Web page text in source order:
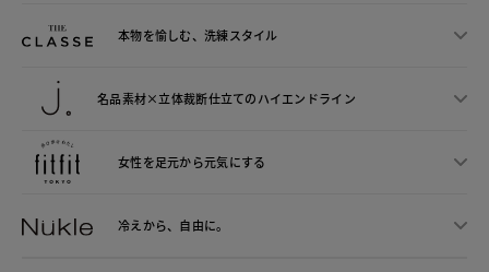
本物を愉しむ、洗練スタイル
名品素材×立体裁断仕立てのハイエンドライン
女性を足元から元気にする
冷えから、 自由に。